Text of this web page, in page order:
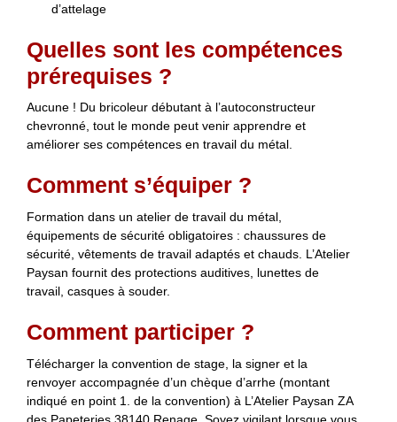
d’attelage
Quelles sont les compétences
prérequises ?
Aucune ! Du bricoleur débutant à l’autoconstructeur
chevronné, tout le monde peut venir apprendre et
améliorer ses compétences en travail du métal.
Comment s’équiper ?
Formation dans un atelier de travail du métal,
équipements de sécurité obligatoires : chaussures de
sécurité, vêtements de travail adaptés et chauds. L’Atelier
Paysan fournit des protections auditives, lunettes de
travail, casques à souder.
Comment participer ?
Télécharger la convention de stage, la signer et la
renvoyer accompagnée d’un chèque d’arrhe (montant
indiqué en point 1. de la convention) à L’Atelier Paysan ZA
des Papeteries 38140 Renage. Soyez vigilant lorsque vous